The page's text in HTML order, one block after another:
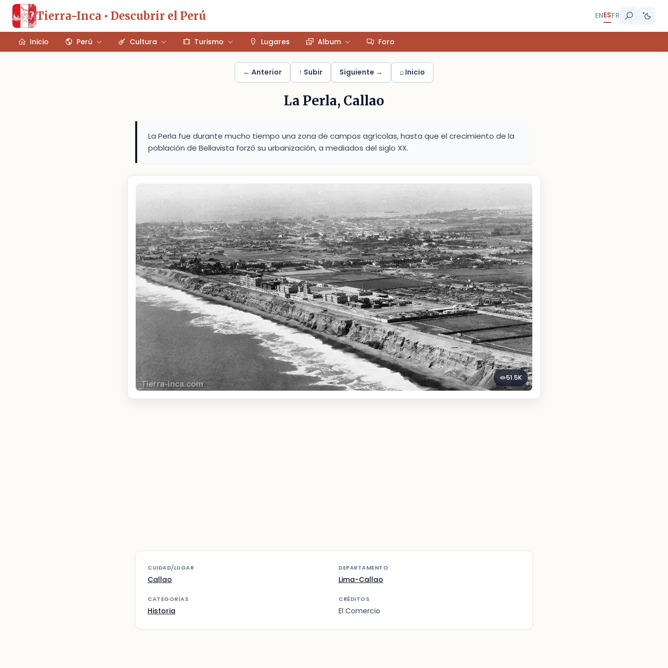
Tierra-Inca • Descubrir el Perú ENESFR
Inicio Perú Cultura Turismo Lugares Album Foro
← Anterior ↑ Subir Siguiente → ⌂ Inicio
La Perla, Callao
La Perla fue durante mucho tiempo una zona de campos agrícolas, hasta que el crecimiento de la
población de Bellavista forzó su urbanización, a mediados del siglo XX.
51.5K
CUIDAD/LUGAR
Callao
DEPARTAMENTO
Lima-Callao
CATEGORÍAS
Historia
CRÉDITOS
El Comercio